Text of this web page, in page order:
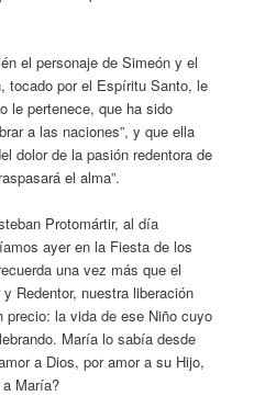
el personaje de Simeón y el
tocado por el Espíritu Santo, le
le pertenece, que ha sido
a las naciones”, y que ella
dolor de la pasión redentora de
el alma”.
Protomártir, al día
ayer en la Fiesta de los
una vez más que el
Redentor, nuestra liberación
la vida de ese Niño cuyo
María lo sabía desde
a Dios, por amor a su Hijo,
María?